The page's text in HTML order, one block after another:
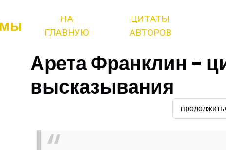
НА
ГЛАВНУЮ
ЦИТАТЫ
АВТОРОВ
Арета Франклин -
высказывания